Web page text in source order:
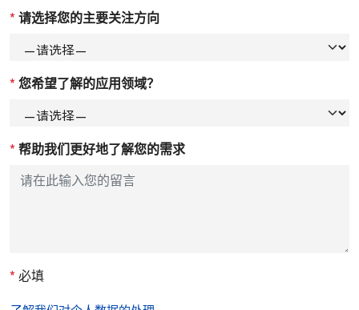
* 请选择您的主要关注方向
* 您希望了解的应用领域？
* 帮助我们更好地了解您的需求
* 必填